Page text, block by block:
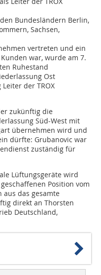
Bundesländern Berlin,
Sachsen,
vertreten und ein
war, wurde am 7.
Ruhestand
Ost
der TROX
zukünftig die
Süd-West mit
übernehmen wird und
dürfte: Grubanovic war
zuständig für
Lüftungsgeräte wird
Position vom
aus das gesamte
direkt an Thorsten
Deutschland,